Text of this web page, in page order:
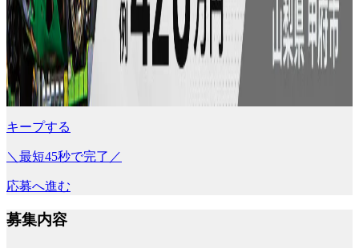
キープする
＼最短45秒で完了／
応募へ進む
募集内容